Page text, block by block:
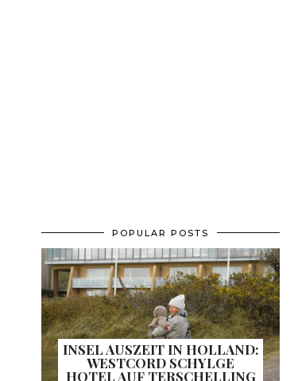
POPULAR POSTS
INSEL AUSZEIT IN HOLLAND:
WESTCORD SCHYLGE
HOTEL AUF TERSCHELLING